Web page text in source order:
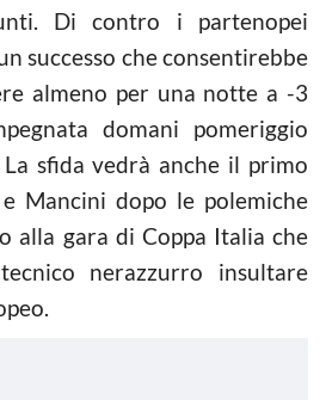
Di contro i partenopei
successo che consentirebbe
almeno per una notte a -3
domani pomeriggio
sfida vedrà anche il primo
Mancini dopo le polemiche
alla gara di Coppa Italia che
nerazzurro insultare